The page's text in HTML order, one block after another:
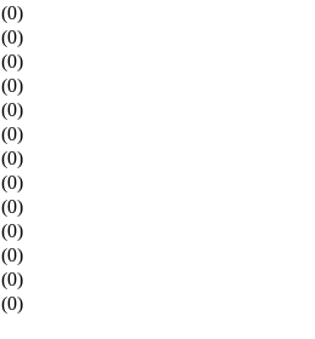
(0)
(0)
(0)
(0)
(0)
(0)
(0)
(0)
(0)
(0)
(0)
(0)
(0)